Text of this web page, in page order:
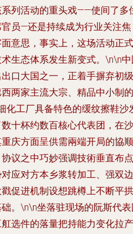
列活动的重头戏——使间了多
员—还是持续成为行业关注焦
意思，事实上，这场活动正式
生态体系发生新变式。\n\n
口大国之一，正着手摒弃初级
两家主流大宗、精品中小制的
工厂具备特色的缓纹擦鞋沙
十杯约数百核心代表团，在沙
庆方面呈供需兩端开局的協顺
议之中巧妙强调技術垂直布点
应对方本乡浆转加工、强双边
促进机制设想跳樽上不断平拱
。\n\n坐落驻现场的阮斯代
选件的落量把持能力变化拉